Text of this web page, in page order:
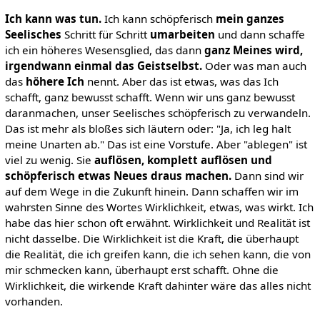
Ich kann was tun.Ich kann schöpferisch mein ganzes
Seelisches Schritt für Schritt umarbeiten und dann schaffe
ich ein höheres Wesensglied, das dann ganz Meines wird,
irgendwann einmal das Geistselbst.Oder was man auch
das höhere Ich nennt. Aber das ist etwas, was das Ich
schafft, ganz bewusst schafft. Wenn wir uns ganz bewusst
daranmachen, unser Seelisches schöpferisch zu verwandeln.
Das ist mehr als bloßes sich läutern oder: "Ja, ich leg halt
meine Unarten ab." Das ist eine Vorstufe. Aber "ablegen" ist
viel zu wenig. Sie auflösen, komplett auflösen und
schöpferisch etwas Neues draus machen.Dann sind wir
auf dem Wege in die Zukunft hinein. Dann schaffen wir im
wahrsten Sinne des Wortes Wirklichkeit, etwas, was wirkt. Ich
habe das hier schon oft erwähnt. Wirklichkeit und Realität ist
nicht dasselbe. Die Wirklichkeit ist die Kraft, die überhaupt
die Realität, die ich greifen kann, die ich sehen kann, die von
mir schmecken kann, überhaupt erst schafft. Ohne die
Wirklichkeit, die wirkende Kraft dahinter wäre das alles nicht
vorhanden.